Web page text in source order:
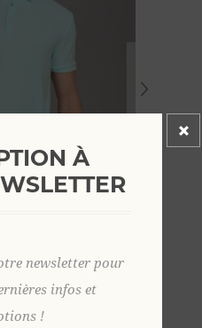
À
newsletter pour
infos et
!